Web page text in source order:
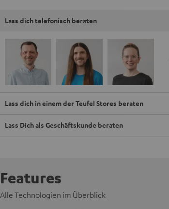
Lass dich telefonisch beraten
Lass dich in einem der Teufel Stores beraten
Lass Dich als Geschäftskunde beraten
Features
Alle Technologien im Überblick